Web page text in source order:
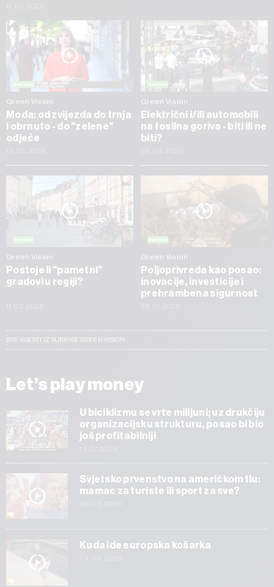
Green Vision
Moda: od zvijezda do trnja
i obrnuto - do "zelene"
odjeće
Green Vision
Električni i/ili automobili
na fosilna goriva - biti ili ne
biti?
Green Vision
Postoje li "pametni"
gradovi u regiji?
Green Vision
Poljoprivreda kao posao:
inovacije, investicije i
prehrambena sigurnost
SVE VIJESTI IZ RUBRIKE GREEN VISION
Let’s play money
U biciklizmu se vrte milijuni; uz drukčiju
organizacijsku strukturu, posao bi bio
još profitabilniji
Svjetsko prvenstvo na američkom tlu:
mamac za turiste ili sport za sve?
Kuda ide europska košarka